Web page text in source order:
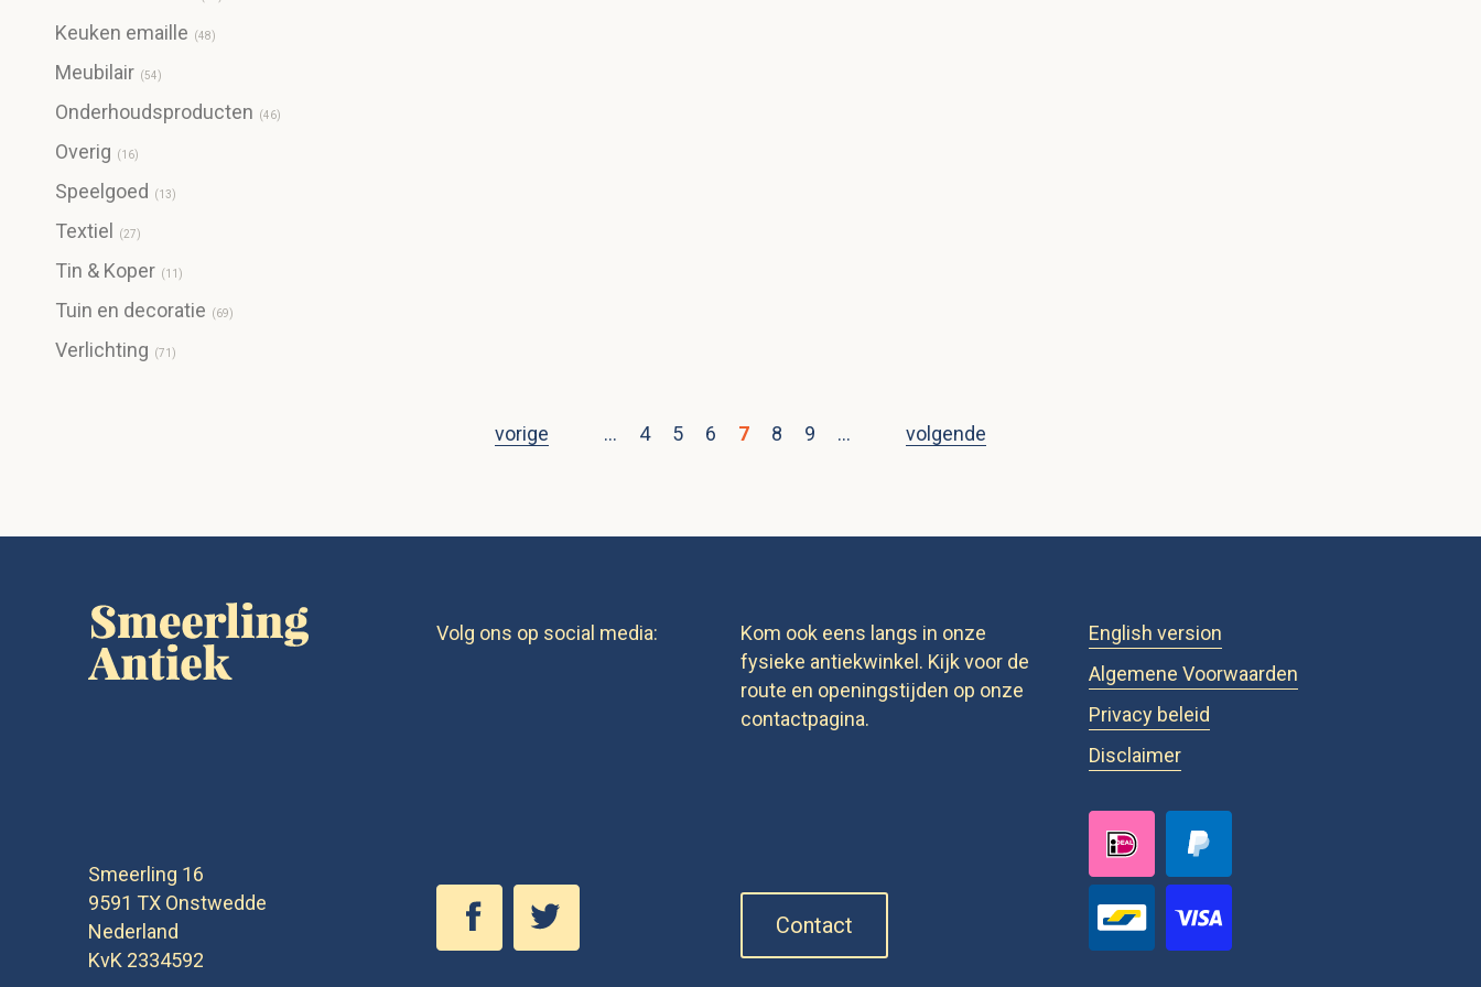
Keuken emaille (48)
Meubilair (54)
Onderhoudsproducten (46)
Overig (16)
Speelgoed (13)
Textiel (27)
Tin & Koper (11 )
Tuin en decoratie (69)
Verlichting (71 )
vorige … 4 5 6 7 8 9 … volgende
Smeerling 16
9591 TX Onstwedde
Nederland
KvK 2334592
Volg ons op social media:
Kom ook eens langs in onze
fysieke antiekwinkel. Kijk voor de
route en openingstijden op onze
contactpagina.
Contact
English version
Algemene Voorwaarden
Privacy beleid
Disclaimer